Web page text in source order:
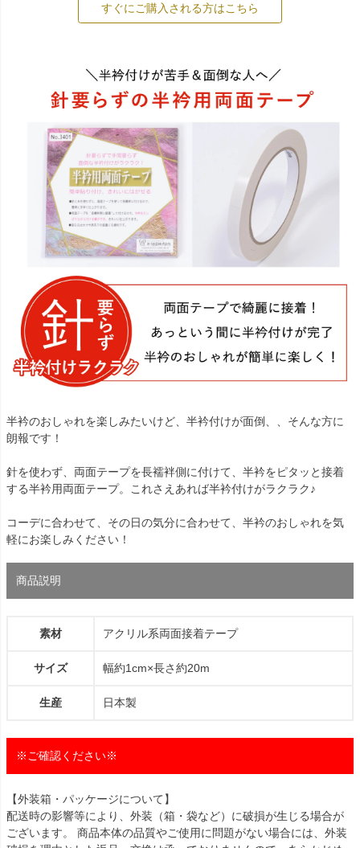
すぐにご購入される方はこちら
半衿のおしゃれを楽しみたいけど、半衿付けが面倒、、そんな方に
朗報です！
針を使わず、両面テープを長襦袢側に付けて、半衿をピタッと接着
する半衿用両面テープ。これさえあれば半衿付けがラクラク♪
コーデに合わせて、その日の気分に合わせて、半衿のおしゃれを気
軽にお楽しみください！
商品説明
素材 アクリル系両面接着テープ
サイズ 幅約1cm×長さ約20m
生産 日本製
※ご確認ください※
【外装箱・パッケージについて】
配送時の影響等により、外装（箱・袋など）に破損が生じる場合が
ございます。 商品本体の品質やご使用に問題がない場合には、外装